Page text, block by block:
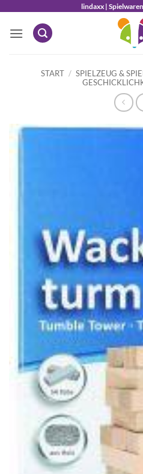
springen
lindaxx |
START / SPIELZEUG &